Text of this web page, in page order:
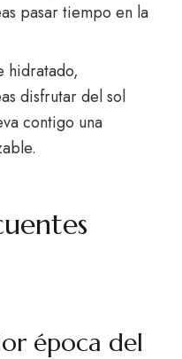
pasar tiempo en la
hidratado,
disfrutar del sol
contigo una
época del